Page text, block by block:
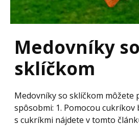
Medovníky so
sklíčkom
Medovníky so sklíčkom môžete
spôsobmi: 1. Pomocou
s cukríkmi nájdete v tomto